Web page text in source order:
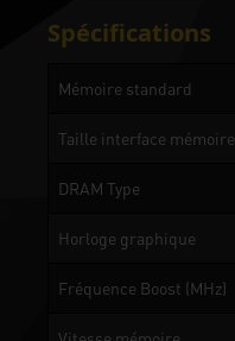
Spécifications
Mémoire standard
Taille interface mémoire
DRAM Type
Horloge graphique
Fréquence Boost (MHz)